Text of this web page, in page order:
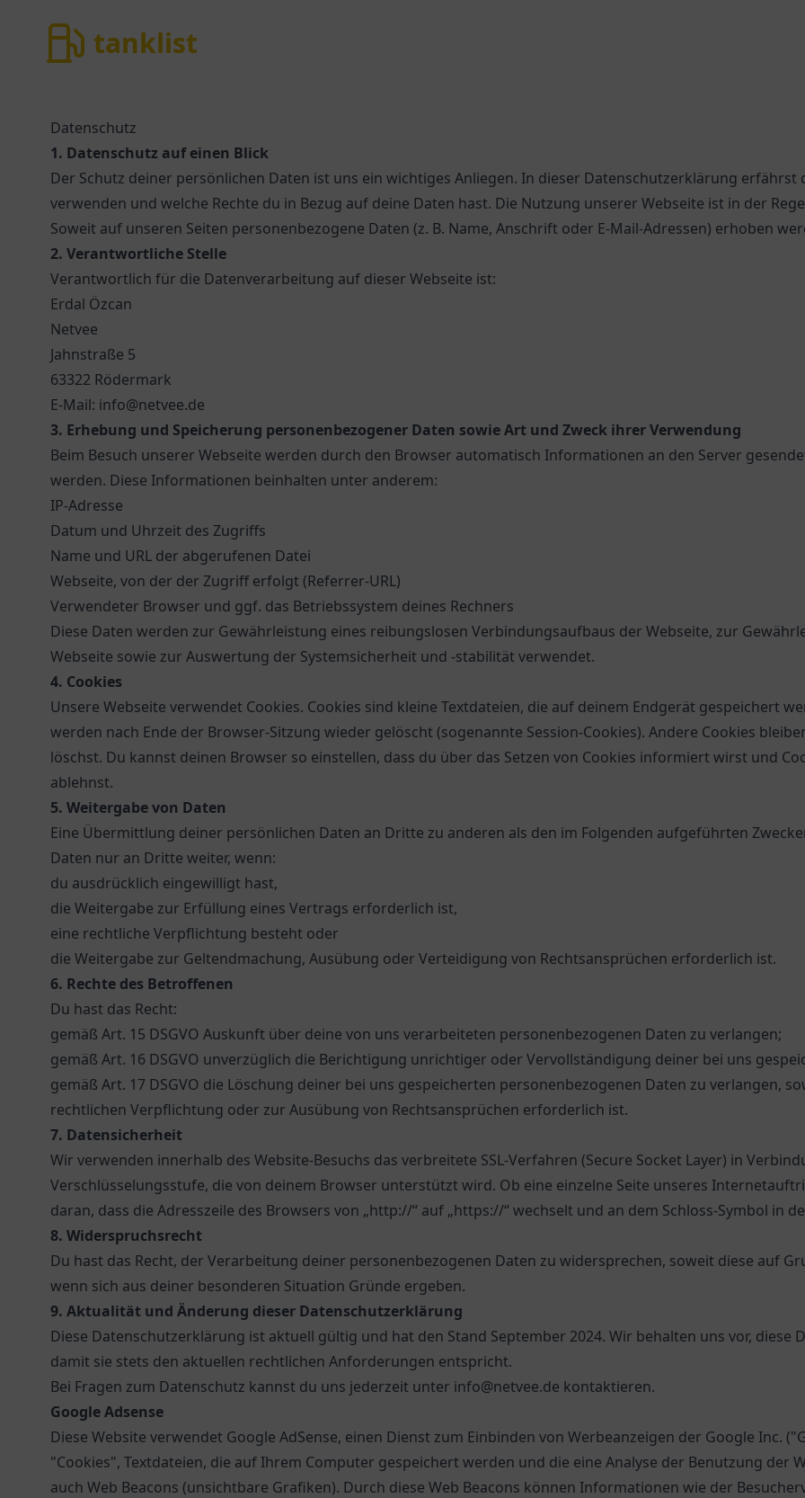
tanklist tanklist
Datenschutz
1. Datenschutz auf einen Blick
Der Schutz deiner persönlichen Daten ist uns ein wichtiges Anliegen. In dieser Datenschutzerklärung
verwenden und welche Rechte du in Bezug auf deine Daten hast. Die Nutzung unserer Webseite ist in der
Soweit auf unseren Seiten personenbezogene Daten (z. B. Name, Anschrift oder E-Mail-Adressen) erhoben
2. Verantwortliche Stelle
Verantwortlich für die Datenverarbeitung auf dieser Webseite ist:
Erdal Özcan
Netvee
Jahnstraße 5
63322 Rödermark
E-Mail: info@netvee.de
3. Erhebung und Speicherung personenbezogener Daten sowie Art und Zweck ihrer Verwendung
Beim Besuch unserer Webseite werden durch den Browser automatisch Informationen an den Server
werden. Diese Informationen beinhalten unter anderem:
IP-Adresse
Datum und Uhrzeit des Zugriffs
Name und URL der abgerufenen Datei
Webseite, von der der Zugriff erfolgt (Referrer-URL)
Verwendeter Browser und ggf. das Betriebssystem deines Rechners
Diese Daten werden zur Gewährleistung eines reibungslosen Verbindungsaufbaus der Webseite, zur
Webseite sowie zur Auswertung der Systemsicherheit und -stabilität verwendet.
4. Cookies
Unsere Webseite verwendet Cookies. Cookies sind kleine Textdateien, die auf deinem Endgerät gespeichert
werden nach Ende der Browser-Sitzung wieder gelöscht (sogenannte Session-Cookies). Andere Cookies
löschst. Du kannst deinen Browser so einstellen, dass du über das Setzen von Cookies informiert wirst und
ablehnst.
5. Weitergabe von Daten
Eine Übermittlung deiner persönlichen Daten an Dritte zu anderen als den im Folgenden aufgeführten
Daten nur an Dritte weiter, wenn:
du ausdrücklich eingewilligt hast,
die Weitergabe zur Erfüllung eines Vertrags erforderlich ist,
eine rechtliche Verpflichtung besteht oder
die Weitergabe zur Geltendmachung, Ausübung oder Verteidigung von Rechtsansprüchen erforderlich ist.
6. Rechte des Betroffenen
Du hast das Recht:
gemäß Art. 15 DSGVO Auskunft über deine von uns verarbeiteten personenbezogenen Daten zu verlangen;
gemäß Art. 16 DSGVO unverzüglich die Berichtigung unrichtiger oder Vervollständigung deiner bei uns
gemäß Art. 17 DSGVO die Löschung deiner bei uns gespeicherten personenbezogenen Daten zu verlangen,
rechtlichen Verpflichtung oder zur Ausübung von Rechtsansprüchen erforderlich ist.
7. Datensicherheit
Wir verwenden innerhalb des Website-Besuchs das verbreitete SSL-Verfahren (Secure Socket Layer) in
Verschlüsselungsstufe, die von deinem Browser unterstützt wird. Ob eine einzelne Seite unseres
daran, dass die Adresszeile des Browsers von „http://“ auf „https://“ wechselt und an dem Schloss-Symbol in
8. Widerspruchsrecht
Du hast das Recht, der Verarbeitung deiner personenbezogenen Daten zu widersprechen, soweit diese auf
wenn sich aus deiner besonderen Situation Gründe ergeben.
9. Aktualität und Änderung dieser Datenschutzerklärung
Diese Datenschutzerklärung ist aktuell gültig und hat den Stand September 2024. Wir behalten uns vor,
damit sie stets den aktuellen rechtlichen Anforderungen entspricht.
Bei Fragen zum Datenschutz kannst du uns jederzeit unter info@netvee.de kontaktieren.
Google Adsense
Diese Website verwendet Google AdSense, einen Dienst zum Einbinden von Werbeanzeigen der Google Inc.
"Cookies", Textdateien, die auf Ihrem Computer gespeichert werden und die eine Analyse der Benutzung der
auch Web Beacons (unsichtbare Grafiken). Durch diese Web Beacons können Informationen wie der